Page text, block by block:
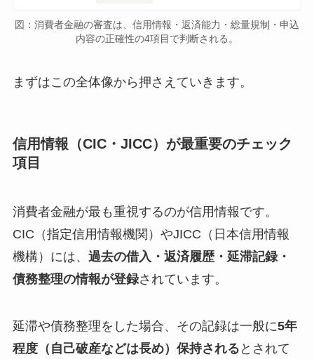
図：消費者金融の審査は、信用情報・返済能力・総量規制・申込
内容の正確性の4項目で判断される。
まずはこの全体像から押さえていきます。
信用情報（CIC・JICC）が最重要のチェック
項目
消費者金融が最も重視するのが信用情報です。
CIC（指定信用情報機関）やJICC（日本信用情報
機構）には、 過去の借入・返済履歴・延滞記録・
債務整理の情報が登録されています。
延滞や債務整理をした場合、その記録は一般に5年
程度（自己破産などは長め）保持される とされて